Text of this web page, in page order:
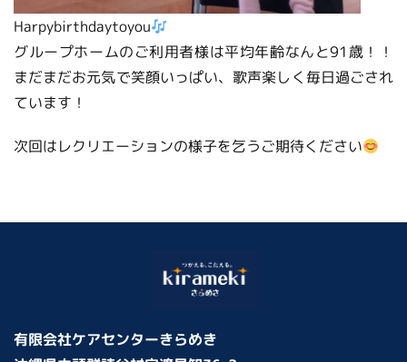
Harpybirthdaytoyou
グループホームのご利用者様は平均年齢なんと91歳！！
まだまだお元気で笑顔いっぱい、歌声楽しく毎日過ごされ
ています！
次回はレクリエーションの様子を乞うご期待ください
有限会社ケアセンターきらめき